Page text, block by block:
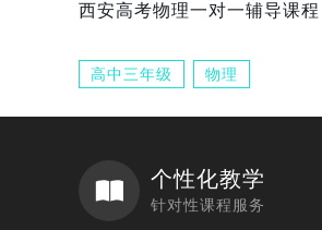
西安高考物理一对一辅导课程
高中三年级 物理
个性化教学
针对性课程服务